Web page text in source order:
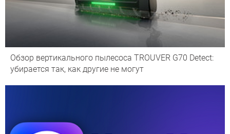
Обзор вертикального пылесоса TROUVER G70 Detect:
убирается так, как другие не могут